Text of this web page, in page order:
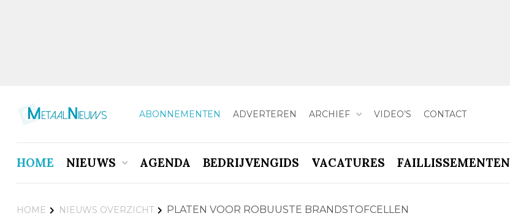
ABONNEMENTEN ADVERTEREN ARCHIEF VIDEO’S CONTACT
HOME NIEUWS AGENDA BEDRIJVENGIDS VACATURES FAILLISSEMENTEN
HOME NIEUWS OVERZICHT PLATEN VOOR ROBUUSTE BRANDSTOFCELLEN